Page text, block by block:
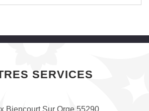
SERVICES
Biencourt Sur Orge 55290